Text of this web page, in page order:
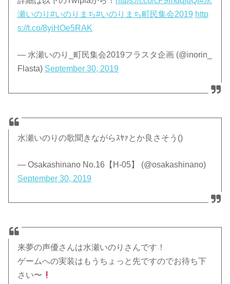
瀬いのり#いのりまち#いのりまち町民集会2019 http
s://t.co/8yiHOe5RAK
— 水瀬いのり_町民集会2019フラスタ企画 (@inorin_
Flasta) September 30, 2019
水瀬いのりの歌聞きながらｽﾔｧとか良さそう()
— Osakashinano No.16【H-05】 (@osakashinano)
September 30, 2019
来夢の声優さんは水瀬いのりさんです！
ゲームへの実装はもうちょっと先ですのでお待ち下
さい〜